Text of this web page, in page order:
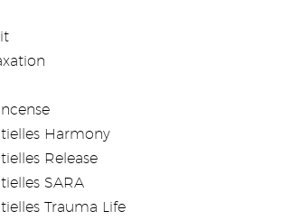
Harmony
Release
SARA
Trauma Life